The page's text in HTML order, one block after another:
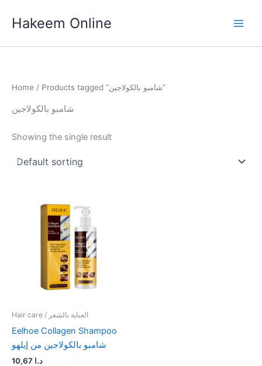
Hakeem Online
Home / Products tagged “شامبو بالكولاجين”
شامبو بالكولاجين
Showing the single result
Hair care / العناية بالشعر
Eelhoe Collagen Shampoo
شامبو بالكولاجين من إيلهو
د.ا